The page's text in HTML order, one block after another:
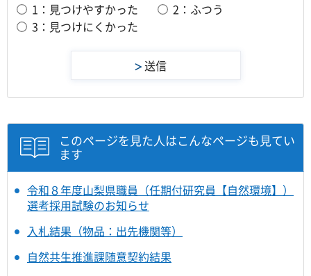
1：見つけやすかった
2：ふつう
3：見つけにくかった
このページを見た人はこんなページも見てい
ます
令和８年度山梨県職員（任期付研究員【自然環境】）
選考採用試験のお知らせ
入札結果（物品：出先機関等）
自然共生推進課随意契約結果